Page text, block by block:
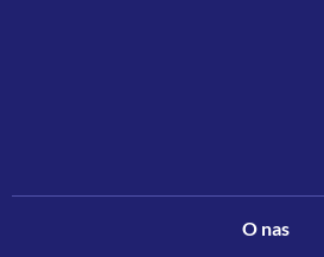
O nas